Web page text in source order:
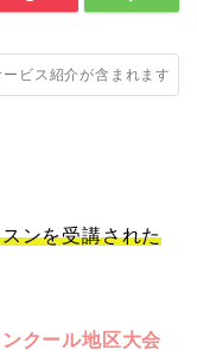
ビス紹介が含まれます
ンを受講された
クール地区大会